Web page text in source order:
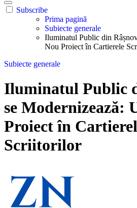
Subscribe
Prima pagină
Subiecte generale
Iluminatul Public din
Nou Proiect în Cartierele
Subiecte generale
Iluminatul Public
se Modernizează:
Proiect în
Scriitorilor